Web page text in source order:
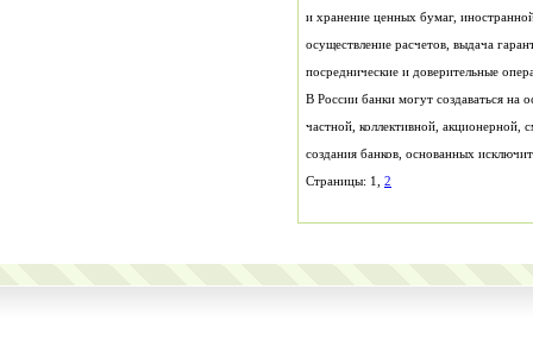
посреднические и доверительные
В России банки могут создаваться на
Страницы: 1, 2